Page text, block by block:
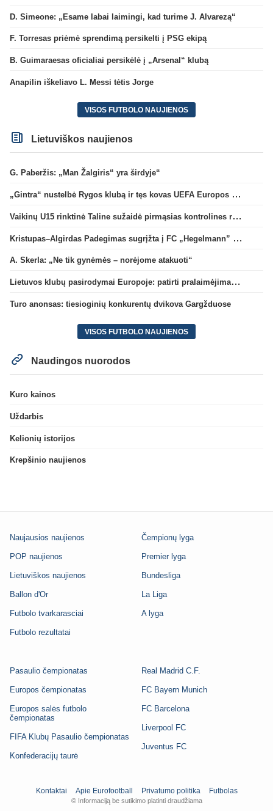
D. Simeone: „Esame labai laimingi, kad turime J. Alvarezą“
F. Torresas priėmė sprendimą persikelti į PSG ekipą
B. Guimaraesas oficialiai persikėlė į „Arsenal“ klubą
Anapilin iškeliavo L. Messi tėtis Jorge
VISOS FUTBOLO NAUJIENOS
Lietuviškos naujienos
G. Paberžis: „Man Žalgiris“ yra širdyje“
„Gintra“ nustelbė Rygos klubą ir tęs kovas UEFA Europos taurės atrankoje
Vaikinų U15 rinktinė Taline sužaidė pirmąsias kontrolines rungtynes
Kristupas–Algirdas Padegimas sugrįžta į FC „Hegelmann” B sudėtį
A. Skerla: „Ne tik gynėmės – norėjome atakuoti“
Lietuvos klubų pasirodymai Europoje: patirti pralaimėjimai Kroatijos atstovams
Turo anonsas: tiesioginių konkurentų dvikova Gargžduose
VISOS FUTBOLO NAUJIENOS
Naudingos nuorodos
Kuro kainos
Uždarbis
Kelionių istorijos
Krepšinio naujienos
Naujausios naujienos
POP naujienos
Lietuviškos naujienos
Ballon d'Or
Futbolo tvarkarasciai
Futbolo rezultatai
Čempionų lyga
Premier lyga
Bundesliga
La Liga
A lyga
Pasaulio čempionatas
Europos čempionatas
Europos salės futbolo
čempionatas
FIFA Klubų Pasaulio čempionatas
Konfederacijų taurė
Real Madrid C.F.
FC Bayern Munich
FC Barcelona
Liverpool FC
Juventus FC
Kontaktai Apie Eurofootball Privatumo politika Futbolas
© Informaciją be sutikimo platinti draudžiama